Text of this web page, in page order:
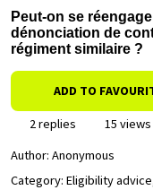
Peut-on se
dénonciation de
régiment similaire ?
ADD TO
2 replies
15 views
Author: Anonymous
Category: Eligibility